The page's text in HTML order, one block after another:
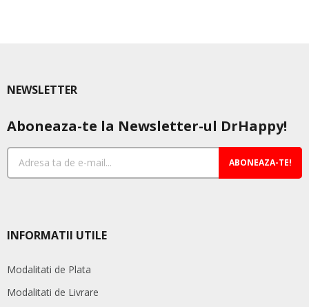
NEWSLETTER
Aboneaza-te la Newsletter-ul DrHappy!
ABONEAZA-TE!
INFORMATII UTILE
Modalitati de Plata
Modalitati de Livrare